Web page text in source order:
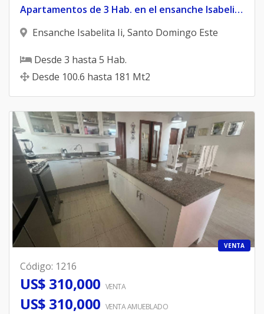
Apartamentos de 3 Hab. en el ensanche Isabelita
Ensanche Isabelita Ii, Santo Domingo Este
Desde 3 hasta 5 Hab.
Desde 100.6 hasta 181 Mt2
VENTA
Código: 1216
US$ 310,000 VENTA
US$ 310,000 VENTA AMUEBLADO